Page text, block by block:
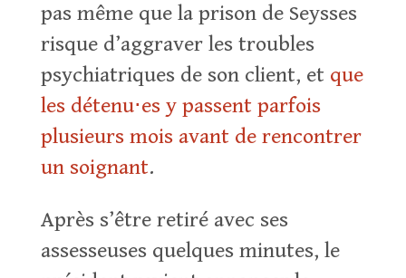
pas même que la prison de Seysses
risque d’aggraver les troubles
psychiatriques de son client, et que
les détenu⋅es y passent parfois
plusieurs mois avant de rencontrer
un soignant.
Après s’être retiré avec ses
assesseuses quelques minutes, le